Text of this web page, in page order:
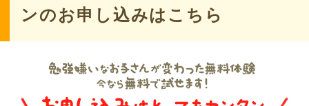
ンのお申し込みはこちら